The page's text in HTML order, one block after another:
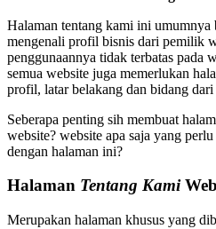
Halaman tentang kami ini
mengenali profil bisnis dari pemilik
penggunaannya tidak terbatas pada
semua website juga memerlukan
profil, latar belakang dan bidang dari
Seberapa penting sih membuat
website? website apa saja yang
dengan halaman ini?
Halaman Tentang Kami
Merupakan halaman khusus yang